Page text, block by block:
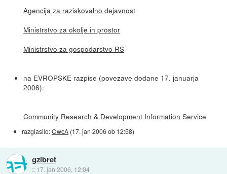
Agencija za raziskovalno dejavnost
Ministrstvo za okolje in prostor
Ministrstvo za gospodarstvo RS
na EVROPSKE razpise (povezave dodane 17. januarja
2006):
Community Research & Development Information Service
razglasilo:OwcA (17. jan 2006 ob 12:58)
gzibret
:: 17. jan 2006, 12:04